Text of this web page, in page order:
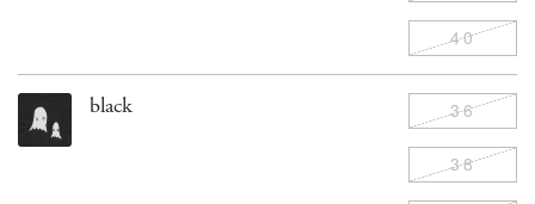
40
black 36
38